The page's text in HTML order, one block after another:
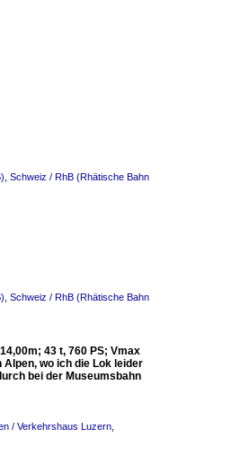
Schweiz / RhB (Rhätische Bahn
Schweiz / RhB (Rhätische Bahn
43 t, 760 PS; Vmax
wo ich die Lok leider
bei der Museumsbahn
/ Verkehrshaus Luzern